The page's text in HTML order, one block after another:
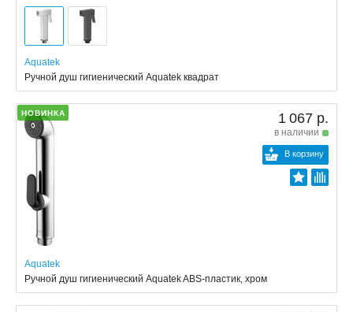
Aquatek
Ручной душ гигиенический Aquatek квадрат
НОВИНКА 1 067 р.
в наличии
В корзину
Aquatek
Ручной душ гигиенический Aquatek ABS-пластик, хром